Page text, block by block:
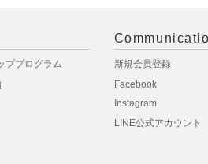
ププログラム
新規会員登録
Facebook
Instagram
LINE公式アカウント